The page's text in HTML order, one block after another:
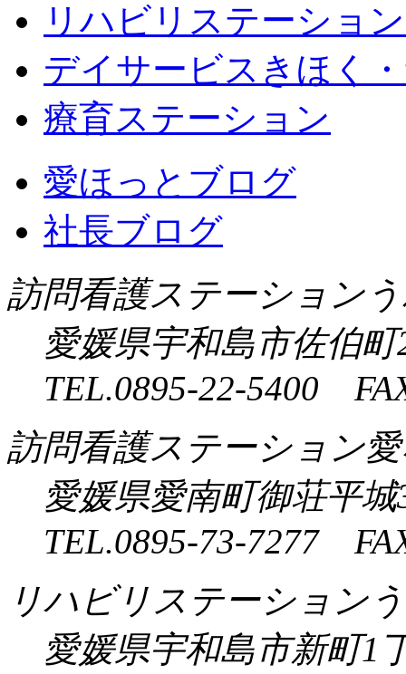
リハビリステーショ
デイサービスきほく
療育ステーション
愛ほっとブログ
社長ブログ
訪問看護ステーション
愛媛県宇和島市佐伯
TEL.0895-22-5400
訪問看護ステーション
愛媛県愛南町御荘平城
TEL.0895-73-7277
リハビリステーション
愛媛県宇和島市新町1